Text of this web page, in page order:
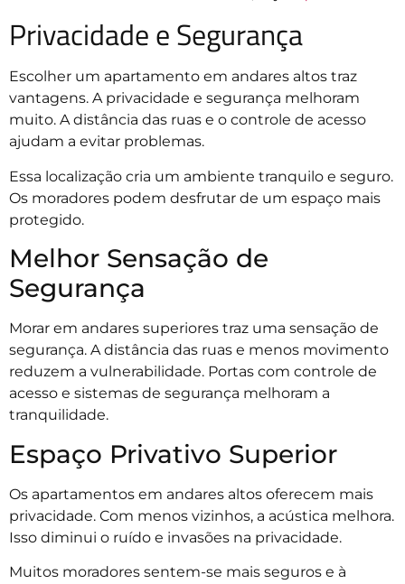
Privacidade e Segurança
Escolher um apartamento em andares altos traz
vantagens. A privacidade e segurança melhoram
muito. A distância das ruas e o controle de acesso
ajudam a evitar problemas.
Essa localização cria um ambiente tranquilo e seguro.
Os moradores podem desfrutar de um espaço mais
protegido.
Melhor Sensação de
Segurança
Morar em andares superiores traz uma sensação de
segurança. A distância das ruas e menos movimento
reduzem a vulnerabilidade. Portas com controle de
acesso e sistemas de segurança melhoram a
tranquilidade.
Espaço Privativo Superior
Os apartamentos em andares altos oferecem mais
privacidade. Com menos vizinhos, a acústica melhora.
Isso diminui o ruído e invasões na privacidade.
Muitos moradores sentem-se mais seguros e à